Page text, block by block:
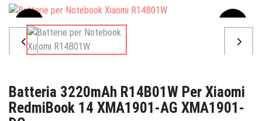
Sale
Batteria 3220mAh R14B01W Per Xiaomi
RedmiBook 14 XMA1901-AG XMA1901-